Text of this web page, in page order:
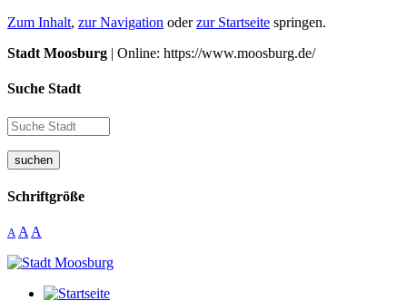
Zum Inhalt, zur Navigation oderzur Startseite springen.
Stadt Moosburg | Online: https://www.moosburg.de/
Suche Stadt
suchen
Schriftgröße
A A A